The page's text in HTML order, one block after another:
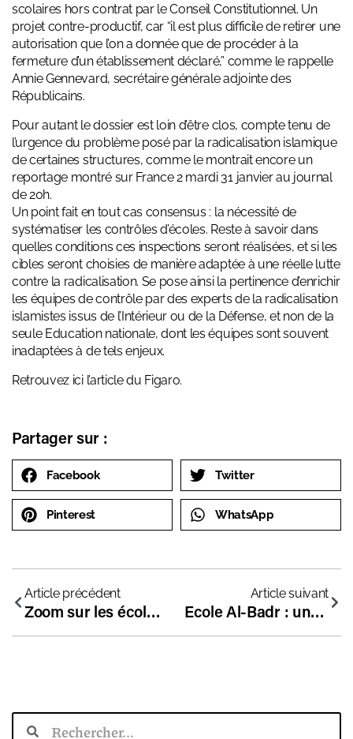
scolaires hors contrat par le Conseil Constitutionnel. Un
projet contre-productif, car “il est plus difficile de retirer une
autorisation que l’on a donnée que de procéder à la
fermeture d’un établissement déclaré,” comme le rappelle
Annie Gennevard, secrétaire générale adjointe des
Républicains.
Pour autant le dossier est loin d’être clos, compte tenu de
l’urgence du problème posé par la radicalisation islamique
de certaines structures, comme le montrait encore un
reportage montré sur France 2mardi 31 janvier au journal
de 20h.
Un point fait en tout cas consensus : la nécessité de
systématiser les contrôles d’écoles. Reste à savoir dans
quelles conditions ces inspections seront réalisées, et si les
cibles seront choisies de manière adaptée à une réelle lutte
contre la radicalisation. Se pose ainsi la pertinence d’enrichir
les équipes de contrôle par des experts de la radicalisation
islamistes issus de l’Intérieur ou de la Défense, et non de la
seule Education nationale, dont les équipes sont souvent
inadaptées à de tels enjeux.
Retrouvez icil’article du Figaro.
Partager sur :
Facebook Twitter
Pinterest WhatsApp
Article précédent
Zoom sur les écoles démocratiques
Article suivant
Ecole Al-Badr : une zone de “non-droit” qui révèle l’impuissance de l’Etat